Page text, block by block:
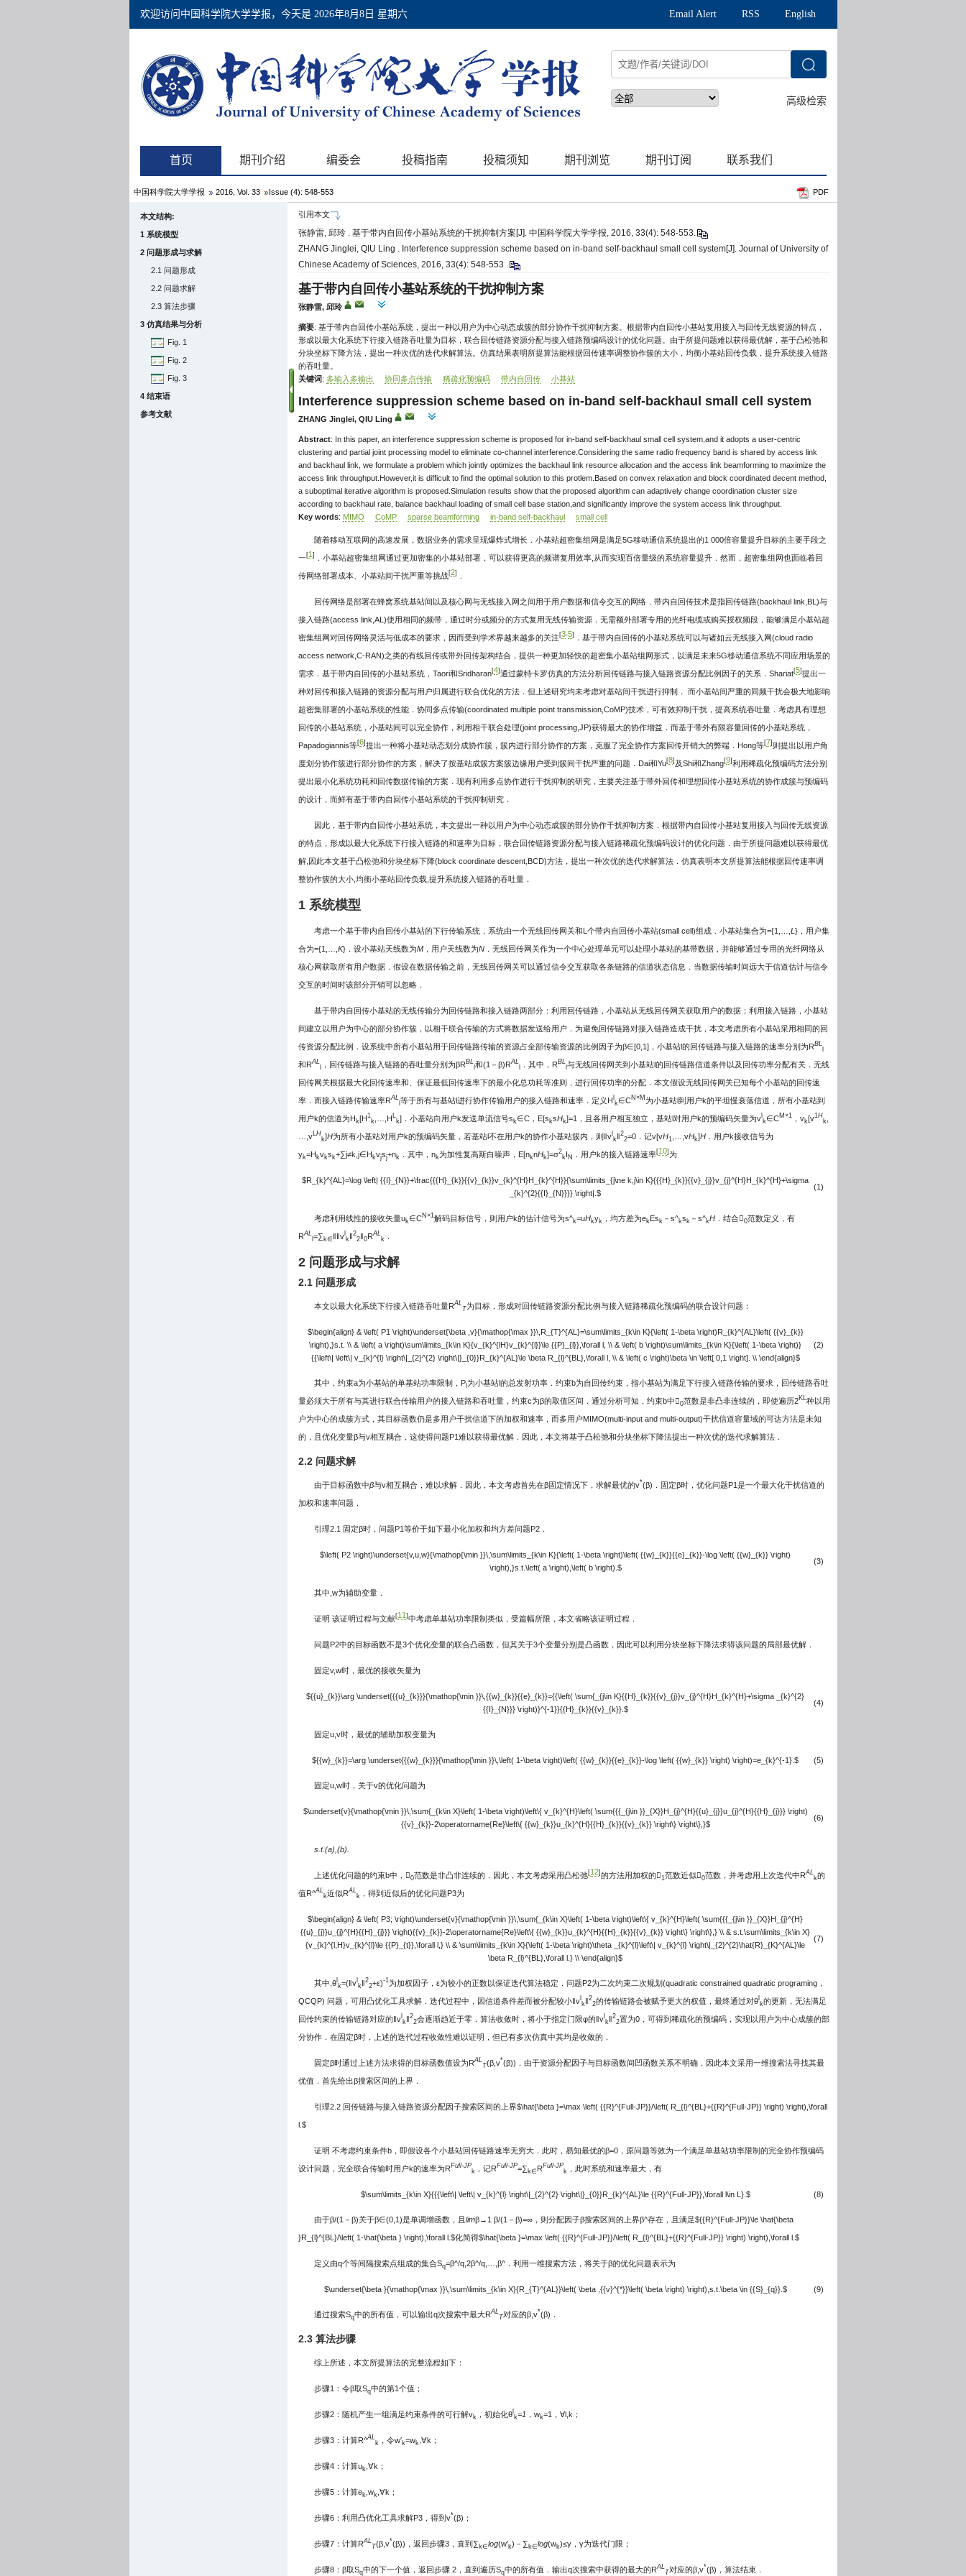
中国科学院大学学报 2016, Vol. 33 Issue (4): 548-553 PDF
本文结构:
1 系统模型
2 问题形成与求解
2.1 问题形成
2.2 问题求解
2.3 算法步骤
3 仿真结果与分析
Fig. 1
Fig. 2
Fig. 3
4 结束语
参考文献
引用本文
张静雷, 邱玲 . 基于带内自回传小基站系统的干扰抑制方案[J]. 中国科学院大学学报, 2016, 33(4): 548-553.
ZHANG Jinglei, QIU Ling . Interference suppression scheme based on in-band self-backhaul small cell system[J]. Journal of University of
Chinese Academy of Sciences, 2016, 33(4): 548-553 .
基于带内自回传小基站系统的干扰抑制方案
张静雷, 邱玲
摘要: 基于带内自回传小基站系统，提出一种以用户为中心动态成簇的部分协作干扰抑制方案。根据带内自回传小基站复用接入与回传无线资源的特点，
形成以最大化系统下行接入链路吞吐量为目标，联合回传链路资源分配与接入链路预编码设计的优化问题。由于所提问题难以获得最优解，基于凸松弛和
分块坐标下降方法，提出一种次优的迭代求解算法。仿真结果表明所提算法能根据回传速率调整协作簇的大小，均衡小基站回传负载，提升系统接入链路
的吞吐量。
关键词 : 多输入多输出 协同多点传输 稀疏化预编码 带内自回传 小基站
Interference suppression scheme based on in-band self-backhaul small cell system
ZHANG Jinglei, QIU Ling
Abstract: In this paper, an interference suppression scheme is proposed for in-band self-backhaul small cell system,and it adopts a user-centric
clustering and partial joint processing model to eliminate co-channel interference.Considering the same radio frequency band is shared by access link
and backhaul link, we formulate a problem which jointly optimizes the backhaul link resource allocation and the access link beamforming to maximize the
access link throughput.However,it is difficult to find the optimal solution to this protlem.Based on convex relaxation and block coordinated decent method,
a suboptimal iterative algorithm is proposed.Simulation results show that the proposed algorithm can adaptively change coordination cluster size
according to backhaul rate, balance backhaul loading of small cell base station,and significantly improve the system access link throughput.
Key words: MIMO CoMP sparse beamforming in-band self-backhaul small cell
随着移动互联网的高速发展，数据业务的需求呈现爆炸式增长．小基站超密集组网是满足5G移动通信系统提出的1 000倍容量提升目标的主要手段之
一[1 ] ．小基站超密集组网通过更加密集的小基站部署，可以获得更高的频谱复用效率,从而实现百倍量级的系统容量提升．然而，超密集组网也面临着回
传网络部署成本、小基站间干扰严重等挑战[2] ．
回传网络是部署在蜂窝系统基站间以及核心网与无线接入网之间用于用户数据和信令交互的网络．带内自回传技术是指回传链路(backhaul link,BL)与
接入链路(access link,AL)使用相同的频带，通过时分或频分的方式复用无线传输资源．无需额外部署专用的光纤电缆或购买授权频段，能够满足小基站超
密集组网对回传网络灵活与低成本的要求，因而受到学术界越来越多的关注[3-5] ．基于带内自回传的小基站系统可以与诸如云无线接入网(cloud radio
access network,C-RAN)之类的有线回传或带外回传架构结合，提供一种更加轻快的超密集小基站组网形式，以满足未来5G移动通信系统不同应用场景的
需求．基于带内自回传的小基站系统，Taori和Sridharan[4] 通过蒙特卡罗仿真的方法分析回传链路与接入链路资源分配比例因子的关系．Shariat[5] 提出一
种对回传和接入链路的资源分配与用户归属进行联合优化的方法．但上述研究均未考虑对基站间干扰进行抑制． 而小基站间严重的同频干扰会极大地影响
超密集部署的小基站系统的性能．协同多点传输(coordinated multiple point transmission,CoMP)技术，可有效抑制干扰，提高系统吞吐量．考虑具有理想
回传的小基站系统，小基站间可以完全协作，利用相干联合处理(joint processing,JP)获得最大的协作增益．而基于带外有限容量回传的小基站系统，
Papadogiannis等[6] 提出一种将小基站动态划分成协作簇，簇内进行部分协作的方案，克服了完全协作方案回传开销大的弊端．Hong等[7] 则提出以用户角
度划分协作簇进行部分协作的方案，解决了按基站成簇方案簇边缘用户受到簇间干扰严重的问题．Dai和Yu[8] 及Shi和Zhang[9] 利用稀疏化预编码方法分别
提出最小化系统功耗和回传数据传输的方案．现有利用多点协作进行干扰抑制的研究，主要关注基于带外回传和理想回传小基站系统的协作成簇与预编码
的设计，而鲜有基于带内自回传小基站系统的干扰抑制研究．
因此，基于带内自回传小基站系统，本文提出一种以用户为中心动态成簇的部分协作干扰抑制方案．根据带内自回传小基站复用接入与回传无线资源
的特点，形成以最大化系统下行接入链路的和速率为目标，联合回传链路资源分配与接入链路稀疏化预编码设计的优化问题．由于所提问题难以获得最优
解,因此本文基于凸松弛和分块坐标下降(block coordinate descent,BCD)方法，提出一种次优的迭代求解算法．仿真表明本文所提算法能根据回传速率调
整协作簇的大小,均衡小基站回传负载,提升系统接入链路的吞吐量．
1 系统模型
考虑一个基于带内自回传小基站的下行传输系统，系统由一个无线回传网关和L个带内自回传小基站(small cell)组成．小基站集合为={1,…, L }，用户集
合为={1,…, K}．设小基站天线数为M，用户天线数为N．无线回传网关作为一个中心处理单元可以处理小基站的基带数据，并能够通过专用的光纤网络从
核心网获取所有用户数据．假设在数据传输之前，无线回传网关可以通过信令交互获取各条链路的信道状态信息．当数据传输时间远大于信道估计与信令
交互的时间时该部分开销可以忽略．
基于带内自回传小基站的无线传输分为回传链路和接入链路两部分：利用回传链路，小基站从无线回传网关获取用户的数据；利用接入链路，小基站
间建立以用户为中心的部分协作簇，以相干联合传输的方式将数据发送给用户．为避免回传链路对接入链路造成干扰，本文考虑所有小基站采用相同的回
传资源分配比例．设系统中所有小基站用于回传链路传输的资源占全部传输资源的比例因子为β∈[0,1]，小基站l的回传链路与接入链路的速率分别为RBL
和RAL ，回传链路与接入链路的吞吐量分别为βRBL 和(1－β)RAL ．其中，RBL 与无线回传网关到小基站l的回传链路信道条件以及回传功率分配有关．无线
回传网关根据最大化回传速率和、保证最低回传速率下的最小化总功耗等准则，进行回传功率的分配．本文假设无线回传网关已知每个小基站的回传速
率．而接入链路传输速率RAL 等于所有与基站l进行协作传输用户的接入链路和速率．定义H k∈CN×M 为小基站l到用户k的平坦慢衰落信道，所有小基站到
用户k的信道为H k[H1
k ,…,H L
k]．小基站向用户k发送单流信号s k∈C，E[s ksHk]=1，且各用户相互独立，基站l对用户k的预编码矢量为vl
k∈CM×1，vk[v1H
k
…,vLH
k]H为所有小基站对用户k的预编码矢量，若基站l不在用户k的协作小基站簇内，则‖vl
k‖2
2=0．记v[vH1 ,…,vHk]H．用户k接收信号为
yk=H kvks k+∑j≠k,j∈H kvjsj+nk ．其中，nk为加性复高斯白噪声，E[nknHk]=σ2
kI N ．用户k的接入链路速率[10] 为
$R_{k}^{AL}=\log \left| {{I}_{N}}+\frac{{{H}_{k}}{{v}_{k}}v_{k}^{H}H_{k}^{H}}{\sum\limits_{j\ne k,j\in K}{{{H}_{k}}{{v}_{j}}v_{j}^{H}H_{k}^{H}+\sigma
_{k}^{2}{{I}_{N}}}} \right|.$
(1)
考虑利用线性的接收矢量uk∈CN×1解码目标信号，则用户k的估计信号为s^k=uHkyk ，均方差为ekEs k －s^ks k －s^kH．结合0范数定义，有
RAL =∑k∈ ‖‖vl
k‖2
2‖0RAL
k ．
2 问题形成与求解
2.1 问题形成
本文以最大化系统下行接入链路吞吐量RAL
T为目标，形成对回传链路资源分配比例与接入链路稀疏化预编码的联合设计问题：
$\begin{align} & \left( P1 \right)\underset{\beta ,v}{\mathop{\max }}\,R_{T}^{AL}=\sum\limits_{k\in K}{\left( 1-\beta \right)R_{k}^{AL}\left( {{v}_{k}}
\right),}s.t. \\ & \left( a \right)\sum\limits_{k\in K}{v_{k}^{lH}v_{k}^{l}}\le {{P}_{l}},\forall l, \\ & \left( b \right)\sum\limits_{k\in K}{\left( 1-\beta \right)}
{{\left\| \left\| v_{k}^{l} \right\|_{2}^{2} \right\|}_{0}}R_{k}^{AL}\le \beta R_{l}^{BL},\forall l, \\ & \left( c \right)\beta \in \left[ 0,1 \right]. \\ \end{align}$
(2)
其中，约束a为小基站的单基站功率限制，P为小基站l的总发射功率．约束b为自回传约束，指小基站为满足下行接入链路传输的要求，回传链路吞吐
量必须大于所有与其进行联合传输用户的接入链路和吞吐量，约束c为β的取值区间．通过分析可知，约束b中0范数是非凸非连续的，即使遍历2KL种以用
户为中心的成簇方式，其目标函数仍是多用户干扰信道下的加权和速率，而多用户MIMO(multi-input and multi-output)干扰信道容量域的可达方法是未知
的，且优化变量β与v相互耦合，这使得问题P1难以获得最优解．因此，本文将基于凸松弛和分块坐标下降法提出一种次优的迭代求解算法．
2.2 问题求解
由于目标函数中β与v相互耦合，难以求解．因此，本文考虑首先在β固定情况下，求解最优的v*(β)．固定β时，优化问题P1是一个最大化干扰信道的
加权和速率问题．
引理2.1 固定β时，问题P1等价于如下最小化加权和均方差问题P2．
$\left( P2 \right)\underset{v,u,w}{\mathop{\min }}\,\sum\limits_{k\in K}{\left( 1-\beta \right)\left( {{w}_{k}}{{e}_{k}}-\log \left( {{w}_{k}} \right)
\right),}s.t.\left( a \right),\left( b \right).$
(3)
其中,w为辅助变量．
证明 该证明过程与文献[11 ] 中考虑单基站功率限制类似，受篇幅所限，本文省略该证明过程．
问题P2中的目标函数不是3个优化变量的联合凸函数，但其关于3个变量分别是凸函数，因此可以利用分块坐标下降法求得该问题的局部最优解．
固定v,w时，最优的接收矢量为
${{u}_{k}}\arg \underset{{{u}_{k}}}{\mathop{\min }}\,{{w}_{k}}{{e}_{k}}={{\left( \sum{_{j\in K}{{H}_{k}}{{v}_{j}}v_{j}^{H}H_{k}^{H}+\sigma _{k}^{2}
{{I}_{N}}} \right)}^{-1}}{{H}_{k}}{{v}_{k}}.$
(4)
固定u,v时，最优的辅助加权变量为
${{w}_{k}}=\arg \underset{{{w}_{k}}}{\mathop{\min }}\,\left( 1-\beta \right)\left( {{w}_{k}}{{e}_{k}}-\log \left( {{w}_{k}} \right) \right)=e_{k}^{-1}.$ (5)
固定u,w时，关于v的优化问题为
$\underset{v}{\mathop{\min }}\,\sum{_{k\in X}\left( 1-\beta \right)\left\{ v_{k}^{H}\left( \sum{{{_{j\in }}_{X}}H_{j}^{H}{{u}_{j}}u_{j}^{H}{{H}_{j}}} \right)
{{v}_{k}}-2\operatorname{Re}\left\{ {{w}_{k}}u_{k}^{H}{{H}_{k}}{{v}_{k}} \right\} \right\},}$
(6)
s.t.(a),(b).
上述优化问题的约束b中，0范数是非凸非连续的．因此，本文考虑采用凸松弛[12] 的方法用加权的1范数近似0范数，并考虑用上次迭代中RAL
k的
值R^AL
k近似RAL
k ，得到近似后的优化问题P3为
$\begin{align} & \left( P3; \right)\underset{v}{\mathop{\min }}\,\sum{_{k\in X}\left( 1-\beta \right)\left\{ v_{k}^{H}\left( \sum{{{_{j\in }}_{X}}H_{j}^{H}
{{u}_{j}}u_{j}^{H}{{H}_{j}}} \right){{v}_{k}}-2\operatorname{Re}\left\{ {{w}_{k}}u_{k}^{H}{{H}_{k}}{{v}_{k}} \right\} \right\},} \\ & s.t.\sum\limits_{k\in X}
{v_{k}^{l,H}v_{k}^{l}\le {{P}_{t}},\forall l,} \\ & \sum\limits_{k\in X}{\left( 1-\beta \right)\theta _{k}^{l}\left\| v_{k}^{l} \right\|_{2}^{2}\hat{R}_{K}^{AL}\le
\beta R_{l}^{BL},\forall l.} \\ \end{align}$
(7)
其中,θl
k=(‖vl
k‖2
2+ε)-1为加权因子，ε为较小的正数以保证迭代算法稳定．问题P2为二次约束二次规划(quadratic constrained quadratic programing，
QCQP) 问题，可用凸优化工具求解．迭代过程中，因信道条件差而被分配较小‖vl
k‖2
2的传输链路会被赋予更大的权值，最终通过对θl
k的更新，无法满足
回传约束的传输链路对应的‖vl
k‖2
2会逐渐趋近于零．算法收敛时，将小于指定门限φ的‖vl
k‖2
2置为0，可得到稀疏化的预编码，实现以用户为中心成簇的部
分协作．在固定β时，上述的迭代过程收敛性难以证明，但已有多次仿真中其均是收敛的．
固定β时通过上述方法求得的目标函数值设为RAL
T(β,v*(β))．由于资源分配因子与目标函数间凹函数关系不明确，因此本文采用一维搜索法寻找其最
优值．首先给出β搜索区间的上界．
引理2.2 回传链路与接入链路资源分配因子搜索区间的上界$\hat{\beta }=\max \left( {{R}^{Full-JP}}/\left( R_{l}^{BL}+{{R}^{Full-JP}} \right) \right),\forall
l.$
证明 不考虑约束条件b，即假设各个小基站回传链路速率无穷大．此时，易知最优的β=0，原问题等效为一个满足单基站功率限制的完全协作预编码
设计问题，完全联合传输时用户k的速率为RFull-JP
k ，记RFull-JP=∑k∈ RFull-JP
k ，此时系统和速率最大，有
$\sum\limits_{k\in X}{{{\left\| \left\| v_{k}^{l} \right\|_{2}^{2} \right\|}_{0}}R_{k}^{AL}\le {{R}^{Full-JP}},\forall l\in L}.$ (8)
由于β/(1－β)关于β∈(0,1)是单调增函数，且 limβ→1 β/(1－β)=∞，则分配因子β搜索区间的上界β^存在，且满足${{R}^{Full-JP}}\le \hat{\beta
}R_{l}^{BL}/\left( 1-\hat{\beta } \right),\forall l.$化简得$\hat{\beta }=\max \left( {{R}^{Full-JP}}/\left( R_{l}^{BL}+{{R}^{Full-JP}} \right) \right),\forall l.$
定义由q个等间隔搜索点组成的集合Sq=β^/q,2β^/q,…,β^．利用一维搜索方法，将关于β的优化问题表示为
$\underset{\beta }{\mathop{\max }}\,\sum\limits_{k\in X}{R_{T}^{AL}}\left( \beta ,{{v}^{*}}\left( \beta \right) \right),s.t.\beta \in {{S}_{q}}.$ (9)
通过搜索Sq中的所有值，可以输出q次搜索中最大RAL
T对应的β,v*(β)．
2.3 算法步骤
综上所述，本文所提算法的完整流程如下：
步骤1：令β取Sq中的第1个值；
步骤2：随机产生一组满足约束条件的可行解vk ，初始化θl
k=1 ，wk=1，∀l,k；
步骤3：计算R^AL
k ，令w′k=wk ,∀k；
步骤4：计算uk ,∀k；
步骤5：计算ek ,wk ,∀k；
步骤6：利用凸优化工具求解P3，得到v*(β)；
步骤7：计算RAL
T(β,v*(β))，返回步骤3，直到∑k∈log(w′k)－∑k∈log(wk)≤γ，γ为迭代门限；
步骤8：β取Sq中的下一个值，返回步骤 2，直到遍历Sq中的所有值．输出q次搜索中获得的最大的RAL
T对应的β,v*(β)，算法结束．